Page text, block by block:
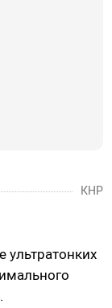
КНР
ультратонких